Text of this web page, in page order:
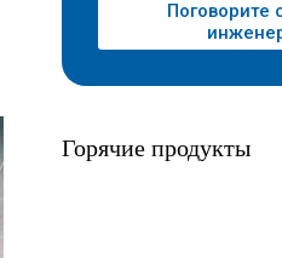
Поговорите
Горячие продукты